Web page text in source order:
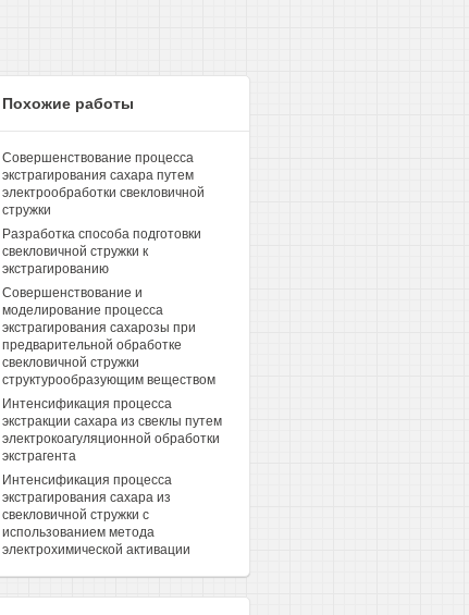
Похожие работы
Совершенствование процесса
экстрагирования сахара путем
электрообработки свекловичной
стружки
Разработка способа подготовки
свекловичной стружки к
экстрагированию
Совершенствование и
моделирование процесса
экстрагирования сахарозы при
предварительной обработке
свекловичной стружки
структурообразующим веществом
Интенсификация процесса
экстракции сахара из свеклы путем
электрокоагуляционной обработки
экстрагента
Интенсификация процесса
экстрагирования сахара из
свекловичной стружки с
использованием метода
электрохимической активации